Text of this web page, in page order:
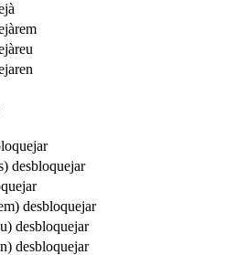
desbloquejar
desbloquejar
desbloquejar
desbloquejar